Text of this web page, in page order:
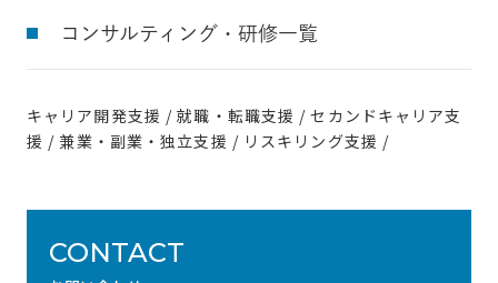
コンサルティング・研修一覧
キャリア開発支援 / 就職・転職支援 / セカンドキャリア支
援 / 兼業・副業・独立支援 / リスキリング支援 /
CONTACT